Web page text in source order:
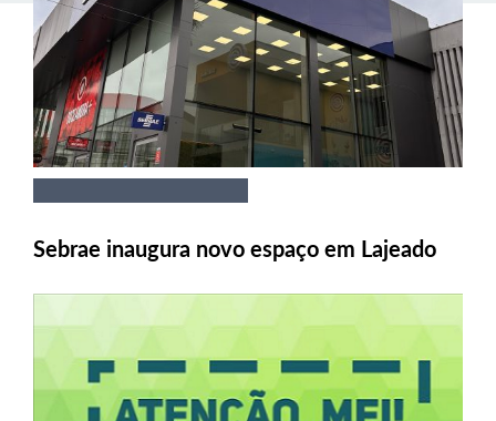
Sebrae inaugura novo espaço em Lajeado